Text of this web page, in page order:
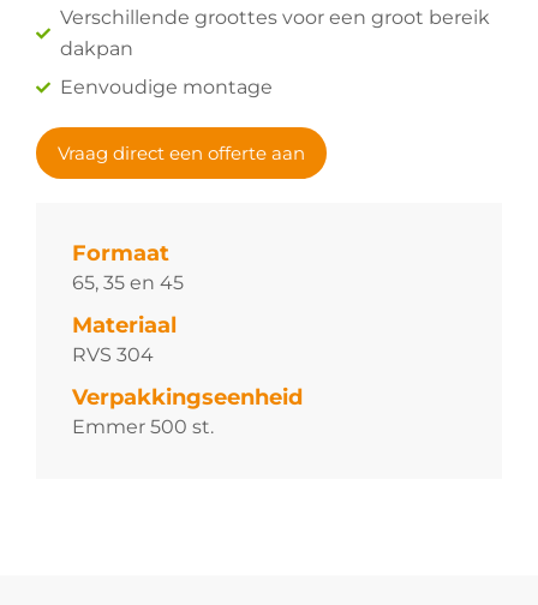
Verschillende groottes voor een groot bereik
dakpan
Eenvoudige montage
Vraag direct een offerte aan
Formaat
65, 35 en 45
Materiaal
RVS 304
Verpakkingseenheid
Emmer 500 st.